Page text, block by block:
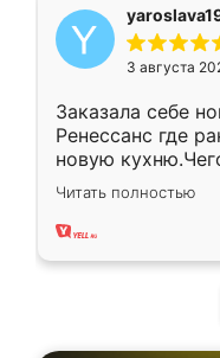
3 августа
Заказала себе
Ренессанс где
новую
вполне
два года,
Читать полностью